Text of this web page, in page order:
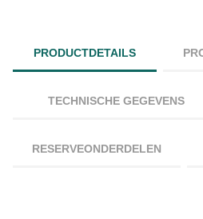
PRODUCTDETAILS
TECHNISCHE GEGEVENS
RESERVEONDERDELEN